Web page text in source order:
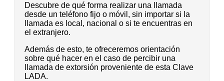
Descubre de qué forma realizar una llamada
desde un teléfono fijo o móvil, sin importar si la
llamada es local, nacional o si te encuentras en
el extranjero.
Además de esto, te ofreceremos orientación
sobre qué hacer en el caso de percibir una
llamada de extorsión proveniente de esta Clave
LADA.